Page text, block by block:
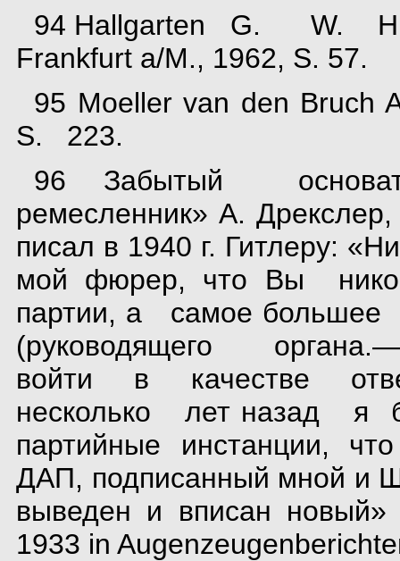
94 Hallgarten G. W.
Frankfurt a/M., 1962, S. 57.
95 Moeller van den
S. 223.
96 Забытый
ремесленник» А.
писал в 1940 г. Гитлеру:
мой фюрер, что Вы
партии, а самое
(руководящего
войти в качестве
несколько лет назад я
партийные инстанции,
ДАП, подписанный мной и
выведен и вписан
1933 in